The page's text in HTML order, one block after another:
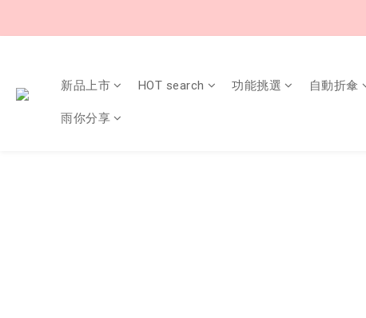
新品上市 HOT search 功能挑選 自動折傘
雨你分享